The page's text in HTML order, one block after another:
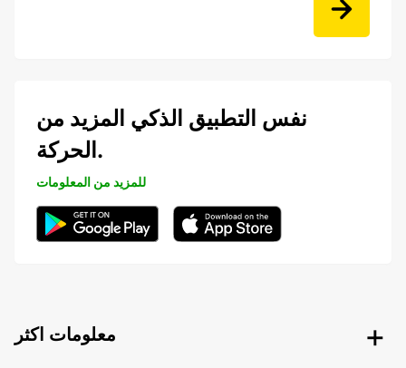
نفس التطبيق الذكي المزيد من
الحركة.
للمزيد من المعلومات
معلومات اكثر